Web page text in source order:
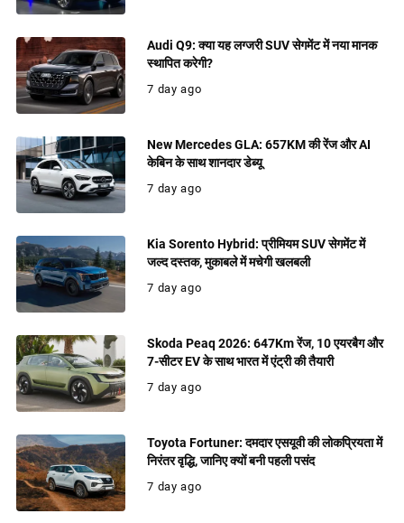
Audi Q9: क्या यह लग्जरी SUV सेगमेंट में नया मानक
स्थापित करेगी?
7 day ago
New Mercedes GLA: 657KM की रेंज और AI
केबिन के साथ शानदार डेब्यू
7 day ago
Kia Sorento Hybrid: प्रीमियम SUV सेगमेंट में
जल्द दस्तक, मुकाबले में मचेगी खलबली
7 day ago
Skoda Peaq 2026: 647Km रेंज, 10 एयरबैग और
7-सीटर EV के साथ भारत में एंट्री की तैयारी
7 day ago
Toyota Fortuner: दमदार एसयूवी की लोकप्रियता में
निरंतर वृद्धि, जानिए क्यों बनी पहली पसंद
7 day ago